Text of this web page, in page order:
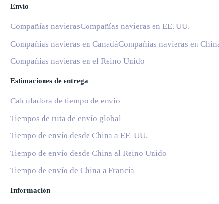
Envío
Compañías navierasCompañías navieras en EE. UU.
Compañías navieras en CanadáCompañías navieras en
Compañías navieras en el Reino Unido
Estimaciones de entrega
Calculadora de tiempo de envío
Tiempos de ruta de envío global
Tiempo de envío desde China a EE. UU.
Tiempo de envío desde China al Reino Unido
Tiempo de envío de China a Francia
Información